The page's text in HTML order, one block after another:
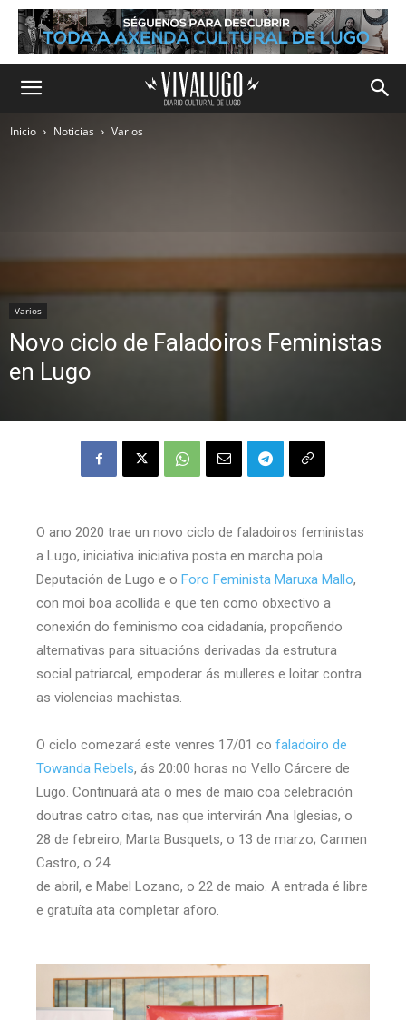
Inicio Noticias Varios
Varios
Novo ciclo de Faladoiros Feministas
en Lugo
O ano 2020 trae un novo ciclo de faladoiros feministas
a Lugo, iniciativa iniciativa posta en marcha pola
Deputación de Lugo e o Foro Feminista Maruxa Mallo,
con moi boa acollida e que ten como obxectivo a
conexión do feminismo coa cidadanía, propoñendo
alternativas para situacións derivadas da estrutura
social patriarcal, empoderar ás mulleres e loitar contra
as violencias machistas.
O ciclo comezará este venres 17/01 co faladoiro de
Towanda Rebels, ás 20:00 horas no Vello Cárcere de
Lugo. Continuará ata o mes de maio coa celebración
doutras catro citas, nas que intervirán Ana Iglesias, o
28 de febreiro; Marta Busquets, o 13 de marzo; Carmen
Castro, o 24
de abril, e Mabel Lozano, o 22 de maio. A entrada é libre
e gratuíta ata completar aforo.